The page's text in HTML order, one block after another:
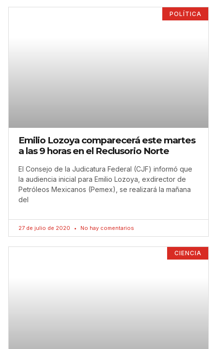
POLÍTICA
Emilio Lozoya comparecerá este martes
a las 9 horas en el Reclusorio Norte
El Consejo de la Judicatura Federal (CJF) informó que
la audiencia inicial para Emilio Lozoya, exdirector de
Petróleos Mexicanos (Pemex), se realizará la mañana
del
27 de julio de 2020 No hay comentarios
CIENCIA